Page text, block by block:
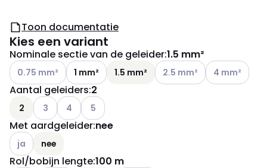
Toon documentatie
Kies een variant
Nominale sectie van de geleider:1.5 mm²
Andere varianten (Huidige combinatie niet mogelijk)
0.75 mm² 1 mm² 1.5 mm² Andere varianten
2.5 mm² Andere
4 mm²
Aantal geleiders:2
2 Andere varianten (Huidige combinatie niet mogelijk)
3 Andere varianten (Huidige combinatie niet
4 Andere varianten (Huidige combinatie niet
5
Met aardgeleider:nee
Andere varianten (Huidige combinatie niet mogelijk)
ja nee
Rol/bobijn lengte:100 m